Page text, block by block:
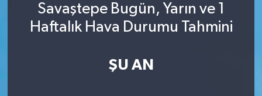
Savaştepe Bugün, Yarın ve 1
Haftalık Hava Durumu Tahmini
ŞU AN
Alaplı
Tüm Manşetler